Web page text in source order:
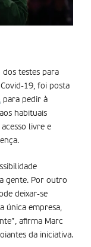
dos testes para
19, foi posta
para pedir à
habituais
livre e
gente. Por outro
deixar-se
única empresa,
afirma Marc
da iniciativa.